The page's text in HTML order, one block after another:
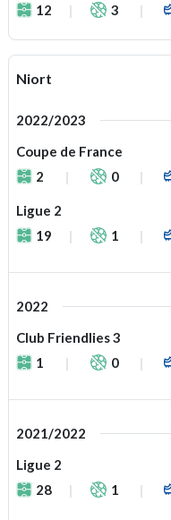
12
3
Niort
2022/2023
Coupe de France
2
0
Ligue 2
19
1
2022
Club Friendlies 3
1
0
2021/2022
Ligue 2
28
1